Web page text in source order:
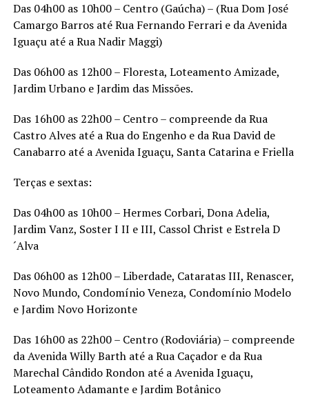
Das 04h00 as 10h00 – Centro (Gaúcha) – (Rua Dom José
Camargo Barros até Rua Fernando Ferrarie da Avenida
Iguaçu até a Rua Nadir Maggi)
Das 06h00 as 12h00 – Floresta, Loteamento Amizade,
Jardim Urbano e Jardim das Missões.
Das 16h00 as 22h00 – Centro – compreende da Rua
Castro Alves até a Rua do Engenhoe da Rua David de
Canabarro até a Avenida Iguaçu, Santa Catarinae Friella
Terças e sextas:
Das 04h00 as 10h00 –Hermes Corbari, DonaAdelia,
JardimVanz, SosterI II e III, Cassol Christ eEstrela D
´Alva
Das 06h00 as 12h00 –Liberdade, Cataratas III, Renascer,
Novo Mundo, CondomínioVeneza, CondomínioModelo
e Jardim Novo Horizonte
Das 16h00 as 22h00 – Centro (Rodoviária) – compreende
da Avenida Willy Barth até a Rua Caçadore da Rua
Marechal Cândido Rondon até a Avenida Iguaçu,
LoteamentoAdamantee Jardim Botânico